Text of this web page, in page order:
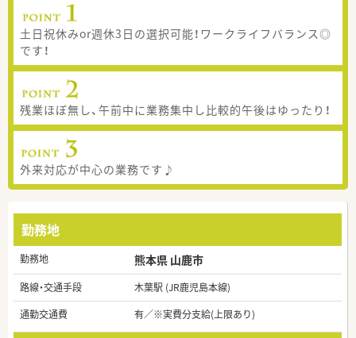
土日祝休みor週休3日の選択可能！ワークライフバランス◎
です！
残業ほぼ無し、午前中に業務集中し比較的午後はゆったり！
外来対応が中心の業務です♪
勤務地
勤務地 熊本県 山鹿市
路線・交通手段
木葉駅 (JR鹿児島本線)
通勤交通費
有／※実費分支給(上限あり)